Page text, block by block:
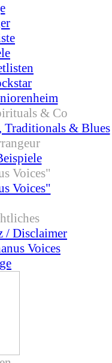
▼
& Co
Traditionals & Blues
▼
Voices"
Voices"
/ Disclaimer
Voices